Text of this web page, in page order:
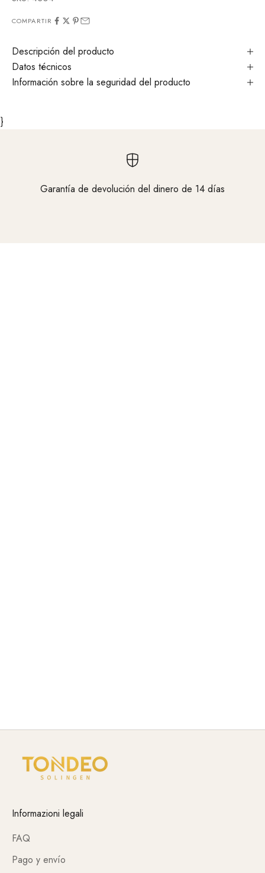
COMPARTIR
Descripción del producto
Datos técnicos
Información sobre la seguridad del producto
}
Garantía de devolución del dinero de 14 días
Informazioni legali
FAQ
Pago y envío